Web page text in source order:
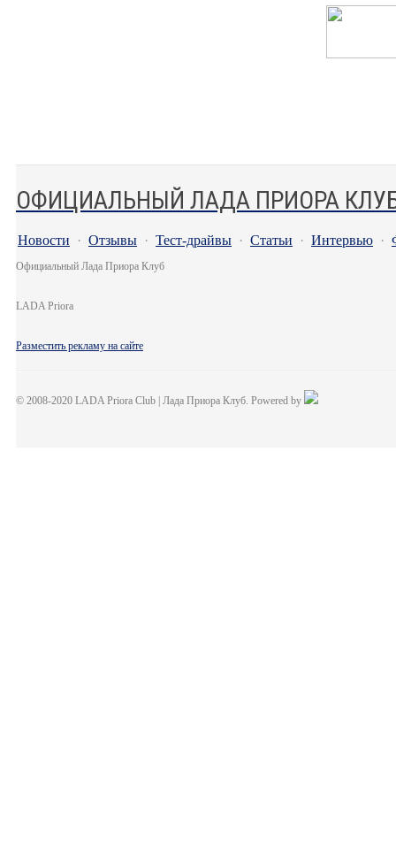
ОФИЦИАЛЬНЫЙ ЛАДА ПРИОРА
Новости · Отзывы · Тест-драйвы · Статьи · Интервью ·
Официальный Лада Приора Клуб
LADA Priora
Разместить рекламу на сайте
© 2008-2020 LADA Priora Club | Лада Приора Клуб. Powered by